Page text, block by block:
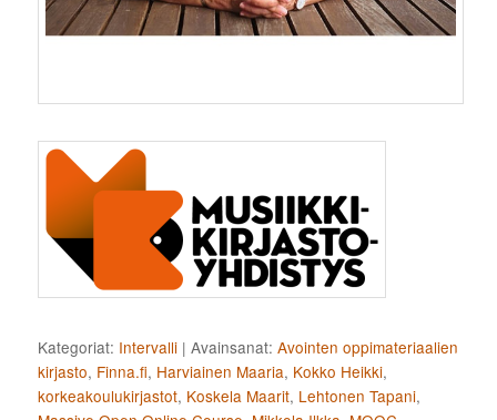
Kategoriat: Intervalli |Avainsanat: Avointen oppimateriaalien
kirjasto, Finna.fi, Harviainen Maaria, Kokko Heikki,
korkeakoulukirjastot, Koskela Maarit, Lehtonen Tapani,